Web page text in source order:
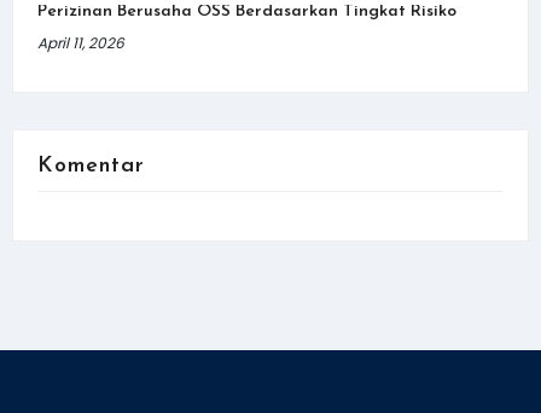
Perizinan Berusaha OSS Berdasarkan Tingkat Risiko
April 11, 2026
Komentar